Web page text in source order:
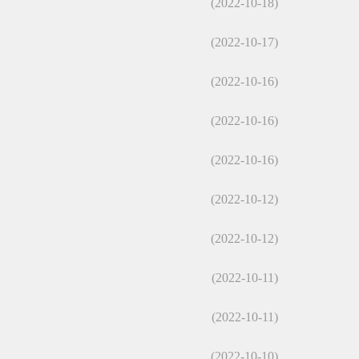
(2022-10-18)
(2022-10-17)
(2022-10-16)
(2022-10-16)
(2022-10-16)
(2022-10-12)
(2022-10-12)
(2022-10-11)
(2022-10-11)
(2022-10-10)